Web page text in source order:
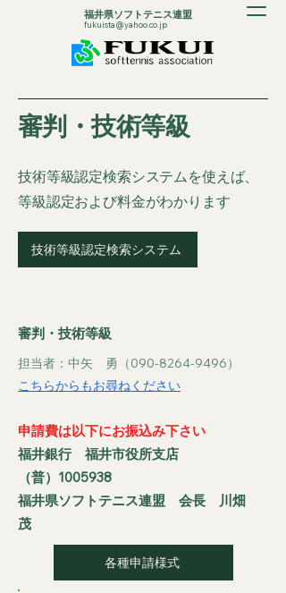
福井県ソフトテニス連盟
fukuista@yahoo.co.jp
審判・技術等級
技術等級認定検索システムを使えば、
等級認定および料金がわかります
技術等級認定検索システム
審判・技術等級
担当者：中矢 勇（090-8264-9496）
こちらからもお尋ねください
申請費は以下にお振込み下さい
福井銀行 福井市役所支店
（普）1005938
​福井県ソフトテニス連盟 会長 川畑
茂
各種申請様式